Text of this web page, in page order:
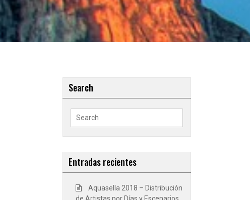
Search
Search
Entradas recientes
Aquasella 2018 – Distribución